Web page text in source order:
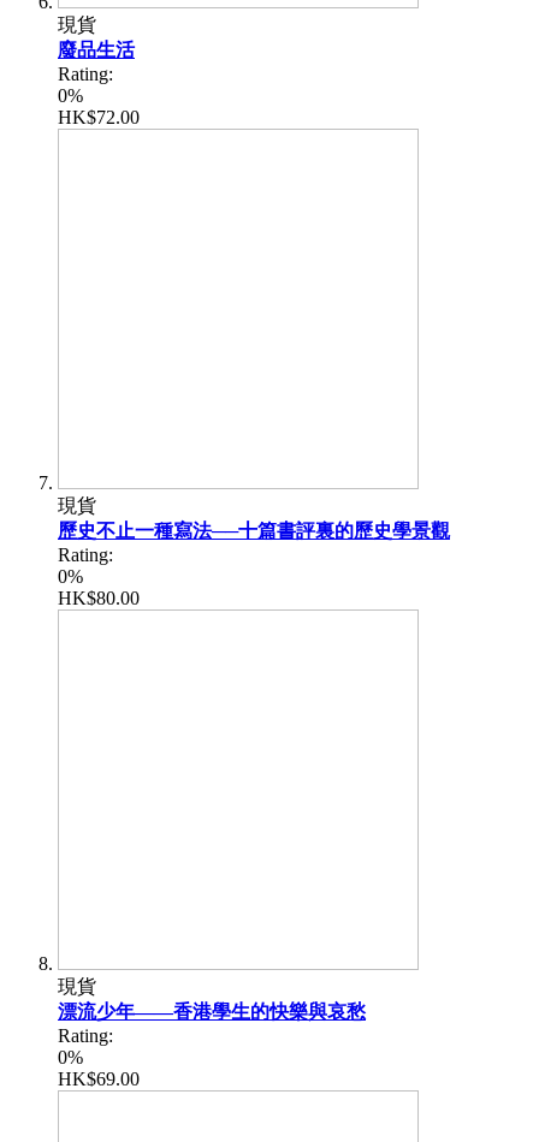
現貨
廢品生活
Rating:
0%
HK$72.00
現貨
歷史不止一種寫法──十篇書評裏的歷史學景觀
Rating:
0%
HK$80.00
現貨
漂流少年——香港學生的快樂與哀愁
Rating:
0%
HK$69.00